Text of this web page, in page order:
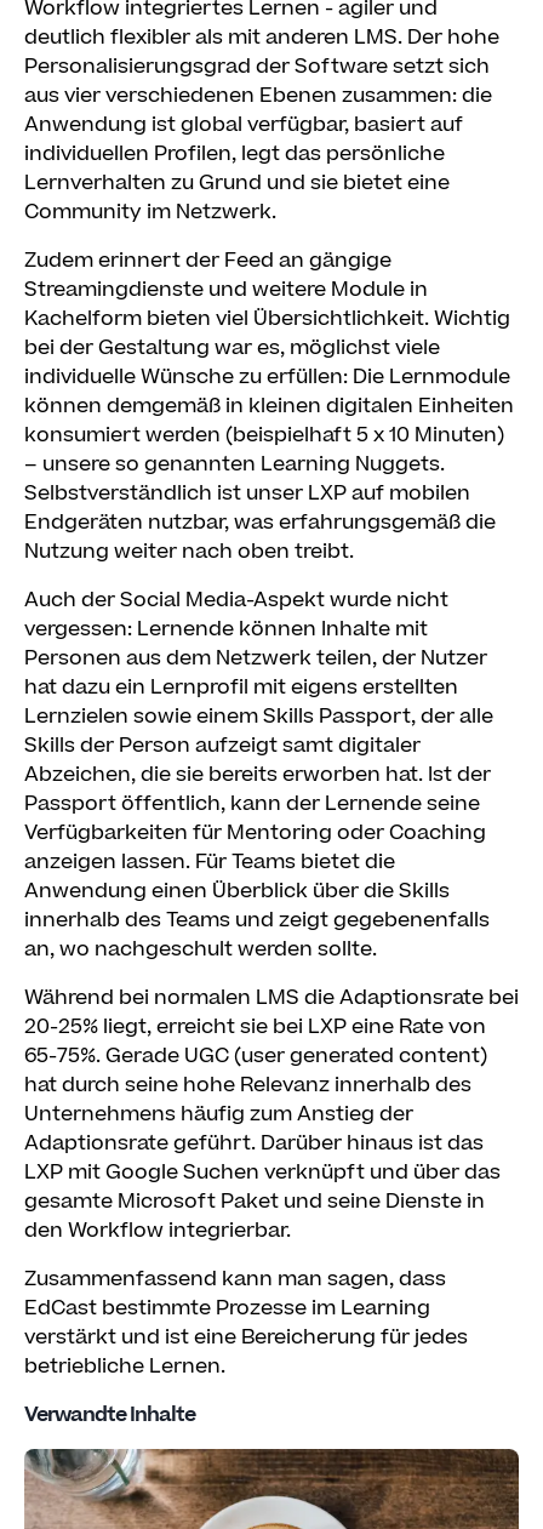
Workflow integriertes Lernen - agiler und
deutlich flexibler als mit anderen LMS. Der hohe
Personalisierungsgrad der Software setzt sich
aus vier verschiedenen Ebenen zusammen: die
Anwendung ist global verfügbar, basiert auf
individuellen Profilen, legt das persönliche
Lernverhalten zu Grund und sie bietet eine
Community im Netzwerk.
Zudem erinnert der Feed an gängige
Streamingdienste und weitere Module in
Kachelform bieten viel Übersichtlichkeit. Wichtig
bei der Gestaltung war es, möglichst viele
individuelle Wünsche zu erfüllen: Die Lernmodule
können demgemäß in kleinen digitalen Einheiten
konsumiert werden (beispielhaft 5 x 10 Minuten)
– unsere so genannten Learning Nuggets.
Selbstverständlich ist unser LXP auf mobilen
Endgeräten nutzbar, was erfahrungsgemäß die
Nutzung weiter nach oben treibt.
Auch der Social Media-Aspekt wurde nicht
vergessen: Lernende können Inhalte mit
Personen aus dem Netzwerk teilen, der Nutzer
hat dazu ein Lernprofil mit eigens erstellten
Lernzielen sowie einem Skills Passport, der alle
Skills der Person aufzeigt samt digitaler
Abzeichen, die sie bereits erworben hat. Ist der
Passport öffentlich, kann der Lernende seine
Verfügbarkeiten für Mentoring oder Coaching
anzeigen lassen. Für Teams bietet die
Anwendung einen Überblick über die Skills
innerhalb des Teams und zeigt gegebenenfalls
an, wo nachgeschult werden sollte.
Während bei normalen LMS die Adaptionsrate bei
20-25% liegt, erreicht sie bei LXP eine Rate von
65-75%. Gerade UGC (user generated content)
hat durch seine hohe Relevanz innerhalb des
Unternehmens häufig zum Anstieg der
Adaptionsrate geführt. Darüber hinaus ist das
LXP mit Google Suchen verknüpft und über das
gesamte Microsoft Paket und seine Dienste in
den Workflow integrierbar.
Zusammenfassend kann man sagen, dass
EdCast bestimmte Prozesse im Learning
verstärkt und ist eine Bereicherung für jedes
betriebliche Lernen.
Verwandte Inhalte